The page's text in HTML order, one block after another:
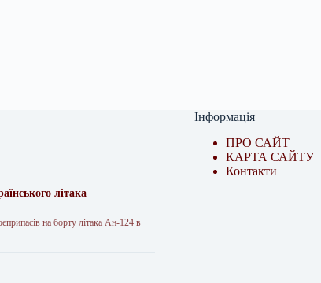
літака
на борту літака Ан-124 в
Інформація
ПРО САЙТ
КАРТА САЙТУ
Контакти